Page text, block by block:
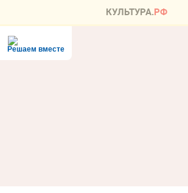
Решаем вместе